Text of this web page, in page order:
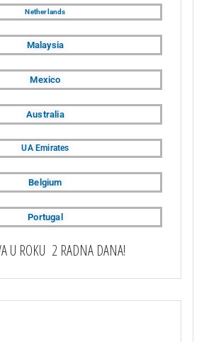
Netherlands
Malaysia
Mexico
Australia
UA Emirates
Belgium
Portugal
U ROKU 2 RADNA DANA!